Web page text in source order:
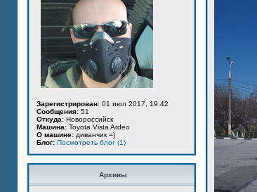
Зарегистрирован: 01 июл 2017, 19:42
Сообщения: 51
Откуда: Новороссийск
Машина: Toyota Vista Ardeo
О машине: диванчик =)
Блог: Посмотреть блог (1)
Архивы